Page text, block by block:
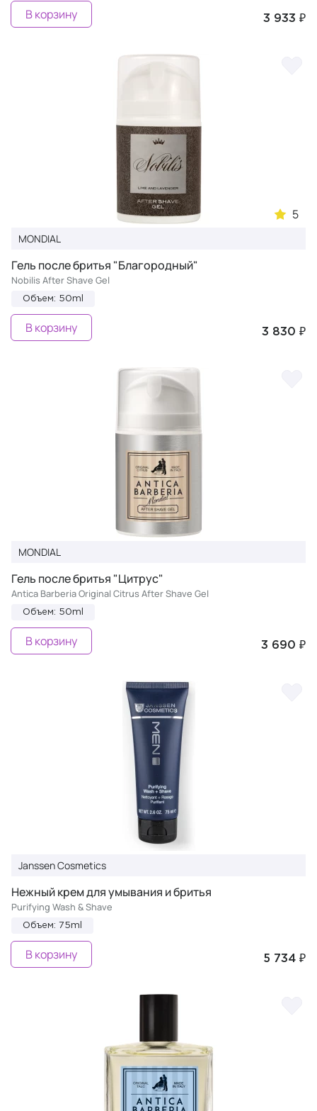
3 933 ₽
В корзину
5
MONDIAL
Гель после бритья "Благородный"
Nobilis After Shave Gel
Объем: 50ml
3 830 ₽
В корзину
MONDIAL
Гель после бритья "Цитрус"
Antica Barberia Original Citrus After Shave Gel
Объем: 50ml
3 690 ₽
В корзину
Janssen Cosmetics
Нежный крем для умывания и бритья
Purifying Wash & Shave
Объем: 75ml
5 734 ₽
В корзину